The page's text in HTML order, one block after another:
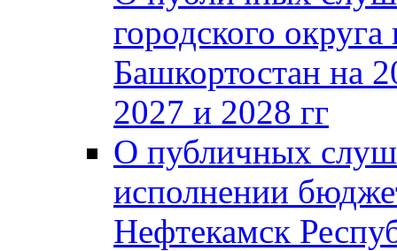
городского
Башкортостан на
2027 и 2028 гг
О публичных
исполнении
Нефтекамск